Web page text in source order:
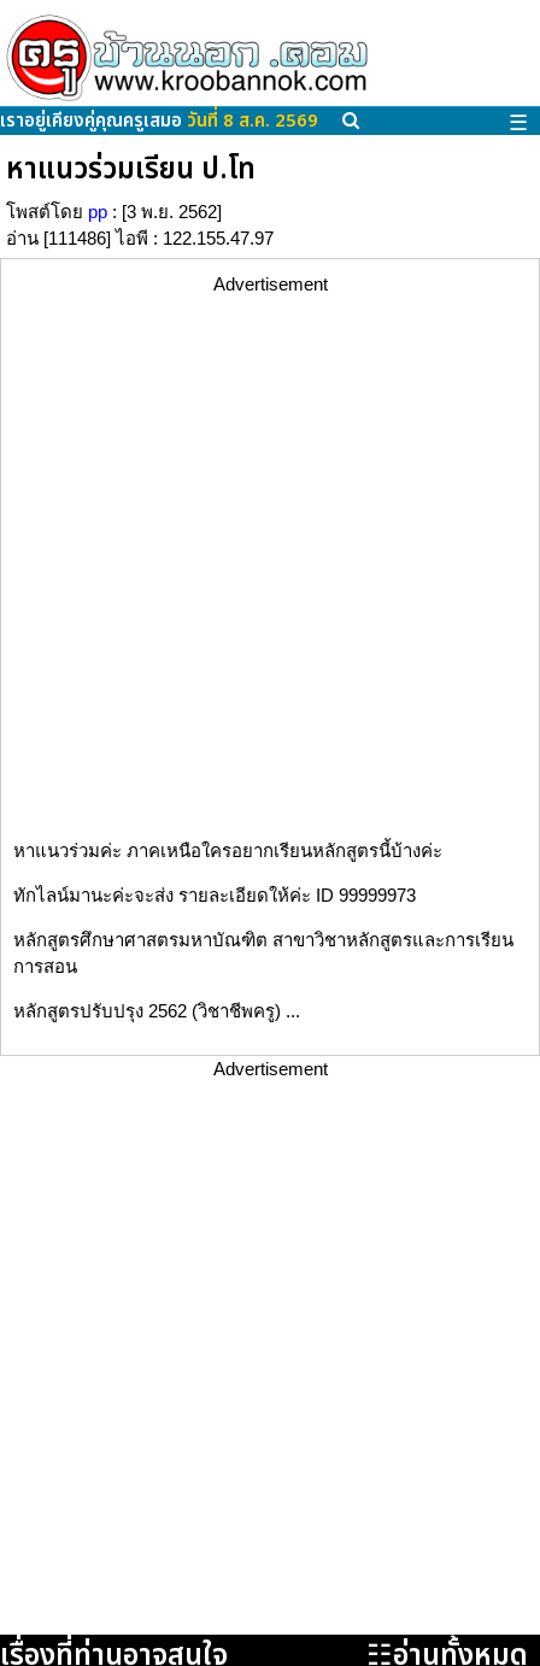
เราอยู่เคียงคู่คุณครูเสมอ วันที่ 8 ส.ค. 2569 ☰
หาแนวร่วมเรียน ป.โท
โพสต์โดย pp : [3 พ.ย. 2562]
อ่าน [111486] ไอพี : 122.155.47.97
Advertisement
หาแนวร่วมค่ะ ภาคเหนือใครอยากเรียนหลักสูตรนี้บ้างค่ะ
ทักไลน์มานะค่ะจะส่ง รายละเอียดให้ค่ะ ID 99999973
หลักสูตรศึกษาศาสตรมหาบัณฑิต สาขาวิชาหลักสูตรและการเรียน
การสอน
หลักสูตรปรับปรุง 2562 (วิชาชีพครู) ...
Advertisement
เรื่องที่ท่านอาจสนใจ ☷อ่านทั้งหมด